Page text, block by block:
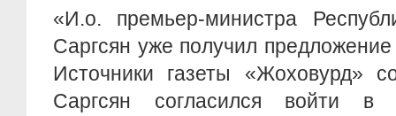
«И.о. премьер-министра
Саргсян уже получил
Источники газеты «Жоховурд»
Саргсян согласился войти в